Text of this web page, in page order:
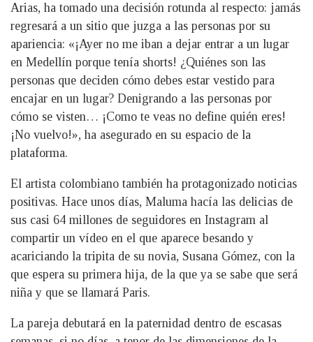
Arias, ha tomado una decisión rotunda al respecto: jamás
regresará a un sitio que juzga a las personas por su
apariencia: «¡Ayer no me iban a dejar entrar a un lugar
en Medellín porque tenía shorts! ¿Quiénes son las
personas que deciden cómo debes estar vestido para
encajar en un lugar? Denigrando a las personas por
cómo se visten… ¡Como te veas no define quién eres!
¡No vuelvo!», ha asegurado en su espacio de la
plataforma.
El artista colombiano también ha protagonizado noticias
positivas. Hace unos días, Maluma hacía las delicias de
sus casi 64 millones de seguidores en Instagram al
compartir un vídeo en el que aparece besando y
acariciando la tripita de su novia, Susana Gómez, con la
que espera su primera hija, de la que ya se sabe que será
niña y que se llamará Paris.
La pareja debutará en la paternidad dentro de escasas